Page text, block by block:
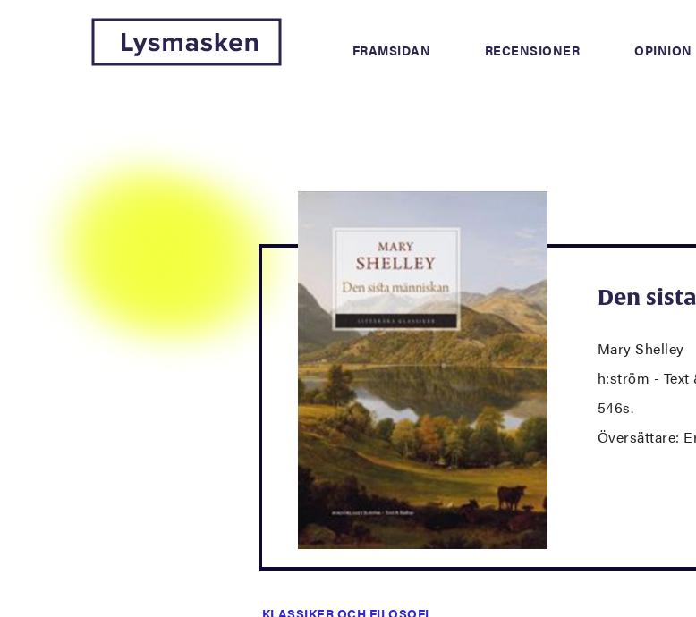
FRAMSIDAN RECENSIONER OPINION
Den
Mary Shelley
h:ström - Text
546s.
Översättare:
KLASSIKER OCH FILOSOFI